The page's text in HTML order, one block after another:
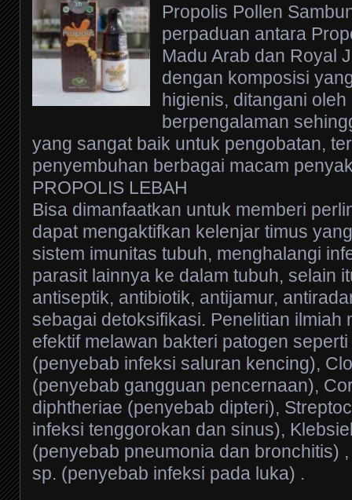
Propolis Pollen
perpaduan antara
Madu Arab dan Royal
dengan komposisi
higienis, ditangani
berpengalaman
yang sangat baik untuk pengobatan,
penyembuhan berbagai macam
PROPOLIS LEBAH
Bisa dimanfaatkan untuk memberi
dapat mengaktifkan kelenjar timus
sistem imunitas tubuh, menghalangi
parasit lainnya ke dalam tubuh, selain
antiseptik, antibiotik, antijamur,
sebagai detoksifikasi. Penelitian ilmiah
efektif melawan bakteri patogen
(penyebab infeksi saluran kencing),
(penyebab gangguan pencernaan),
diphtheriae (penyebab dipteri),
infeksi tenggorokan dan sinus),
(penyebab pneumonia dan bronchitis)
sp. (penyebab infeksi pada luka) .